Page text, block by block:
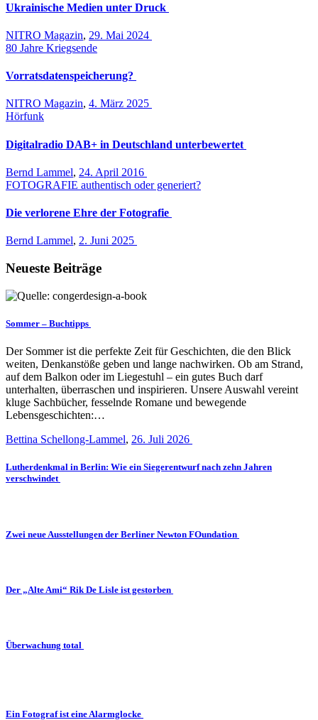
Ukrainische Medien unter Druck
NITRO Magazin, 29. Mai 2024
80 Jahre Kriegsende
Vorratsdatenspeicherung?
NITRO Magazin, 4. März 2025
Hörfunk
Digitalradio DAB+ in Deutschland unterbewertet
Bernd Lammel, 24. April 2016
FOTOGRAFIE authentisch oder generiert?
Die verlorene Ehre der Fotografie
Bernd Lammel, 2. Juni 2025
Neueste Beiträge
Sommer – Buchtipps
Der Sommer ist die perfekte Zeit für Geschichten, die den Blick
weiten, Denkanstöße geben und lange nachwirken. Ob am Strand,
auf dem Balkon oder im Liegestuhl – ein gutes Buch darf
unterhalten, überraschen und inspirieren. Unsere Auswahl vereint
kluge Sachbücher, fesselnde Romane und bewegende
Lebensgeschichten:…
Bettina Schellong-Lammel, 26. Juli 2026
Lutherdenkmal in Berlin: Wie ein Siegerentwurf nach zehn Jahren
verschwindet
Zwei neue Ausstellungen der Berliner Newton FOundation
Der „Alte Ami“ Rik De Lisle ist gestorben
Überwachung total
Ein Fotograf ist eine Alarmglocke